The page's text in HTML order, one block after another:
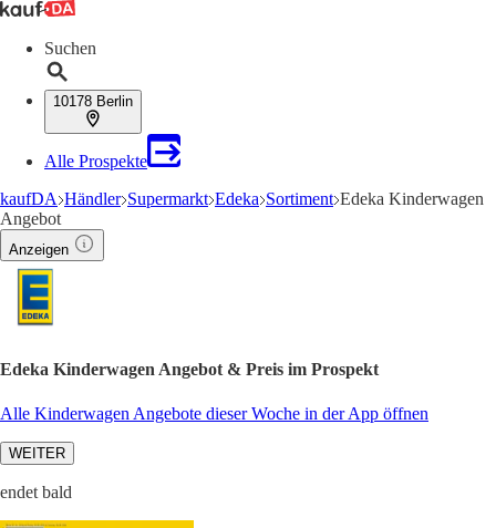
Suchen
10178 Berlin
Alle Prospekte
kaufDA Händler Supermarkt Edeka Sortiment Edeka Kinderwagen
Angebot
Anzeigen
Edeka Kinderwagen Angebot & Preis im Prospekt
Alle Kinderwagen Angebote dieser Woche in der App öffnen
WEITER
endet bald